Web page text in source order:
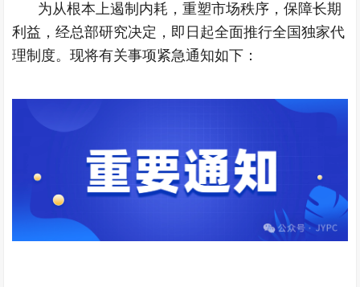
为从根本上遏制内耗，重塑市场秩序，保障长期
利益，经总部研究决定，即日起全面推行全国独家代
理制度。现将有关事项紧急通知如下：